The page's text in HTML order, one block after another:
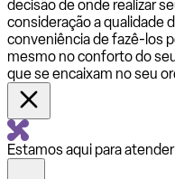
decisão de onde realizar
consideração a qualidade
conveniência de fazê-los
mesmo no conforto do
que se encaixam no seu
Estamos aqui para